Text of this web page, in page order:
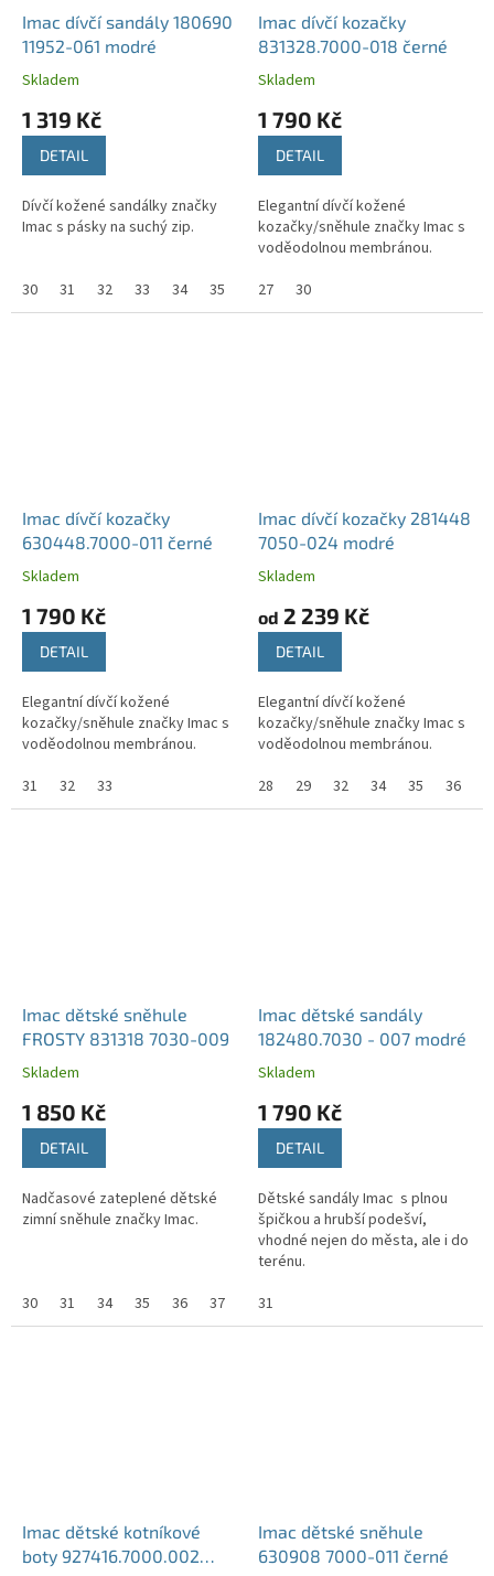
Imac dívčí sandály 180690
11952-061 modré
Skladem
1 319 Kč
DETAIL
Dívčí kožené sandálky značky
Imac s pásky na suchý zip.
30 31 32 33 34 35
Imac dívčí kozačky
831328.7000-018 černé
Skladem
1 790 Kč
DETAIL
Elegantní dívčí kožené
kozačky/sněhule značky Imac s
voděodolnou membránou.
27
30
Imac dívčí kozačky
630448.7000-011 černé
Skladem
1 790 Kč
DETAIL
Elegantní dívčí kožené
kozačky/sněhule značky Imac s
voděodolnou membránou.
31
32 33
Imac dívčí kozačky 281448
7050-024 modré
Skladem
od 2 239 Kč
DETAIL
Elegantní dívčí kožené
kozačky/sněhule značky Imac s
voděodolnou membránou.
28
29 32 34 35 36
Imac dětské sněhule
FROSTY 831318 7030-009
Skladem
1 850 Kč
DETAIL
Nadčasové zateplené dětské
zimní sněhule značky Imac.
30 31 34 35 36 37
Imac dětské sandály
182480.7030 - 007 modré
Skladem
1 790 Kč
DETAIL
Dětské sandály Imac s plnou
špičkou a hrubší podešví,
vhodné nejen do města, ale i do
terénu.
31
Imac dětské kotníkové
boty 927416.7000.002
Imac dětské sněhule
630908 7000-011 černé